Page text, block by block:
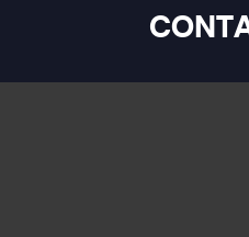
•รองรับไฟล์ MP3 , AVI •GPS
ออนไลน์ และออฟไลน์ (ผ่าน
ควบคุมผ่านพวงมาลัย (คอนโทรล